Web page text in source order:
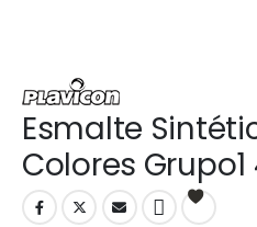
Esmalte
Colores Grupo1